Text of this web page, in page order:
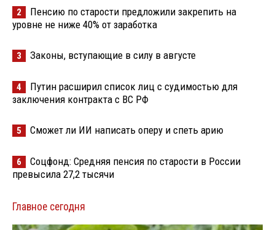
2
Пенсию по старости предложили закрепить на
уровне не ниже 40% от заработка
3 Законы, вступающие в силу в августе
4
Путин расширил список лиц с судимостью для
заключения контракта с ВС РФ
5 Сможет ли ИИ написать оперу и спеть арию
6
Соцфонд: Средняя пенсия по старости в России
превысила 27,2 тысячи
Главное сегодня